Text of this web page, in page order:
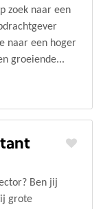
zoek naar een
naar een hoger
groeiende...
Ben jij
grote